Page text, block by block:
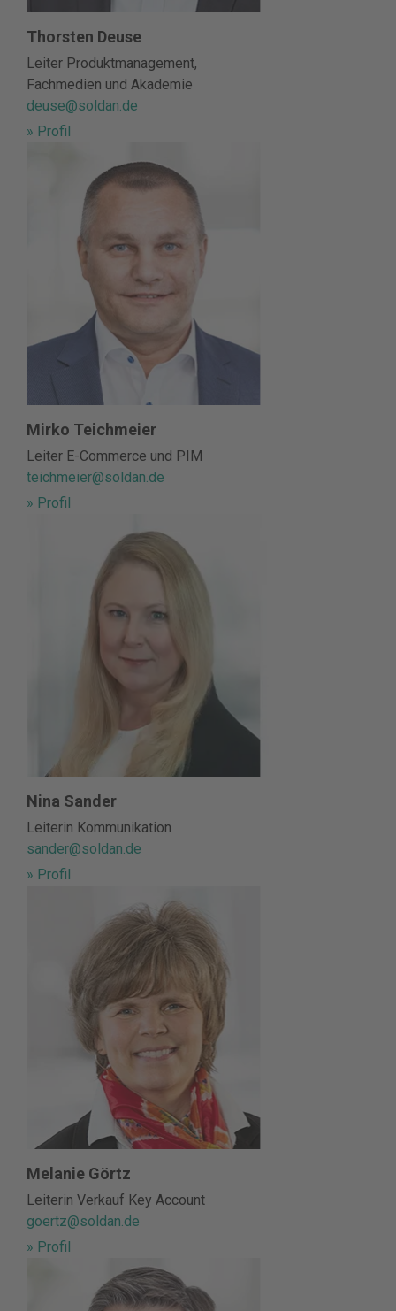
Thorsten Deuse
Leiter Produktmanagement,
Fachmedien und Akademie
deuse@soldan.de
» Profil
Mirko Teichmeier
Leiter E-Commerce und PIM
teichmeier@soldan.de
» Profil
Nina Sander
Leiterin Kommunikation
sander@soldan.de
» Profil
Melanie Görtz
Leiterin Verkauf Key Account
goertz@soldan.de
» Profil